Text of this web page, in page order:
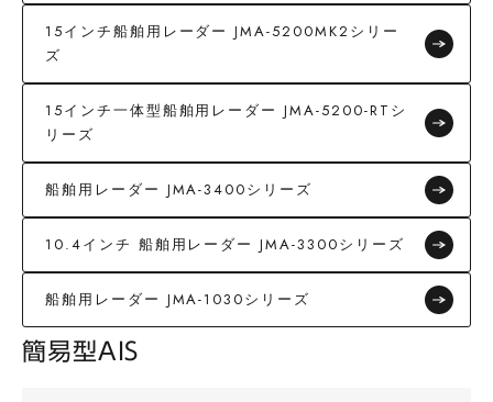
15インチ船舶用レーダー JMA-5200MK2シリー
ズ
15インチ一体型船舶用レーダー JMA-5200-RTシ
リーズ
船舶用レーダー JMA-3400シリーズ
10.4インチ 船舶用レーダー JMA-3300シリーズ
船舶用レーダー JMA-1030シリーズ
簡易型AIS